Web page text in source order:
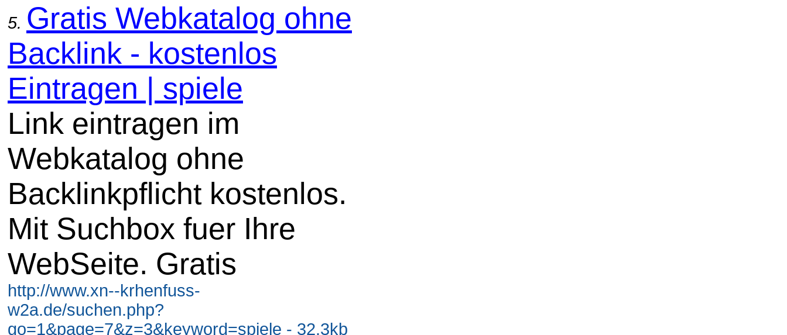
5. Gratis Webkatalog ohne
Backlink - kostenlos
Eintragen | spiele
Link eintragen im
Webkatalog ohne
Backlinkpflicht kostenlos.
Mit Suchbox fuer Ihre
WebSeite. Gratis
http://www.xn--krhenfuss-
w2a.de/suchen.php?
go=1&page=7&z=3&keyword=spiele - 32.3kb